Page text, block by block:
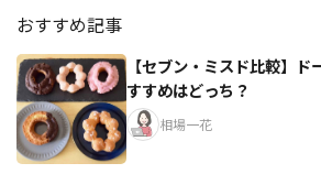
おすすめ記事
【セブン・ミスド比較】
すすめはどっち？
相場一花